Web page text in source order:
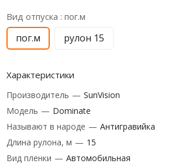
Вид отпуска : пог.м
пог.м рулон 15
Характеристики
Производитель — SunVision
Модель — Dominate
Называют в народе — Антигравийка
Длина рулона, м — 15
Вид пленки — Автомобильная